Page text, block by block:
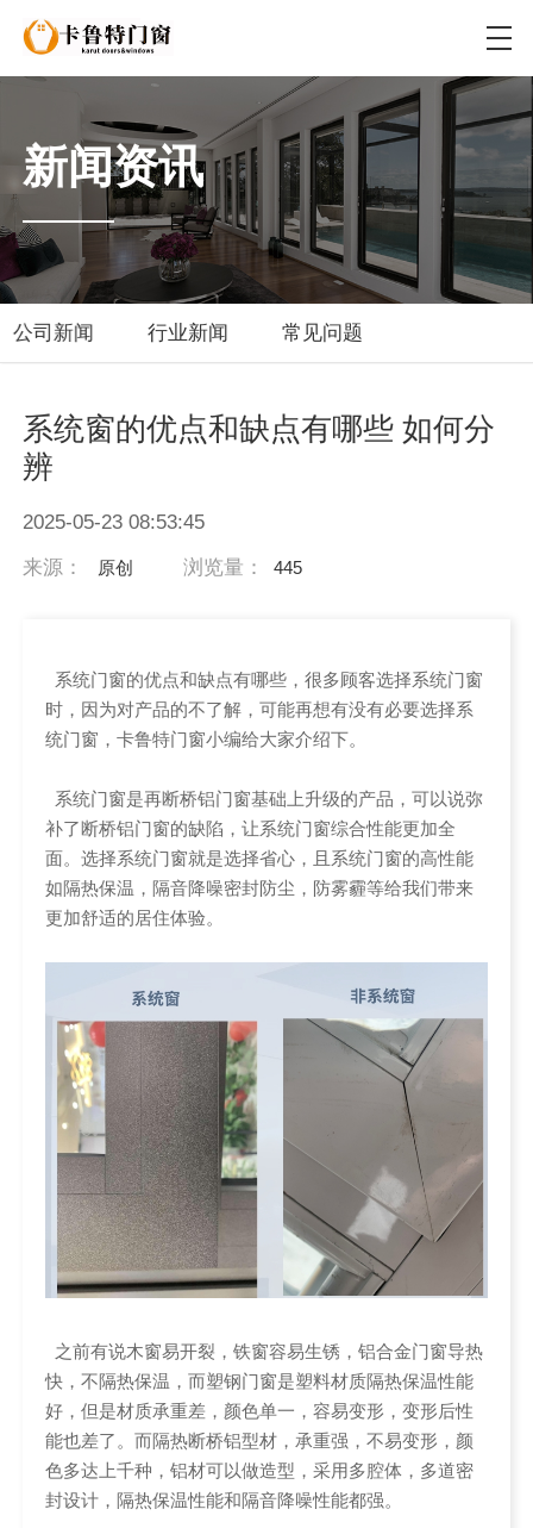
新闻资讯
公司新闻 行业新闻 常见问题
系统窗的优点和缺点有哪些 如何分
辨
2025-05-23 08:53:45
来源： 原创 浏览量： 445
系统门窗的优点和缺点有哪些，很多顾客选择系统门窗
时，因为对产品的不了解，可能再想有没有必要选择系
统门窗，卡鲁特门窗小编给大家介绍下。
系统门窗是再断桥铝门窗基础上升级的产品，可以说弥
补了断桥铝门窗的缺陷，让系统门窗综合性能更加全
面。选择系统门窗就是选择省心，且系统门窗的高性能
如隔热保温，隔音降噪密封防尘，防雾霾等给我们带来
更加舒适的居住体验。
之前有说木窗易开裂，铁窗容易生锈，铝合金门窗导热
快，不隔热保温，而塑钢门窗是塑料材质隔热保温性能
好，但是材质承重差，颜色单一，容易变形，变形后性
能也差了。而隔热断桥铝型材，承重强，不易变形，颜
色多达上千种，铝材可以做造型，采用多腔体，多道密
封设计，隔热保温性能和隔音降噪性能都强。